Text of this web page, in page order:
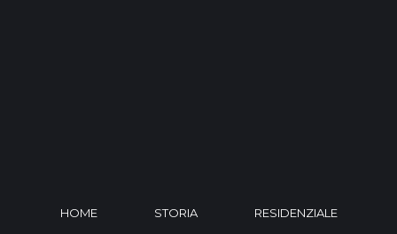
HOME STORIA RESIDENZIALE